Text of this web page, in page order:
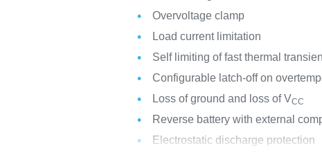
Overvoltage clamp
Load current limitation
Self limiting of fast thermal
Configurable latch-off on
Loss of ground and loss of VCC
Reverse battery with external
Electrostatic discharge protection